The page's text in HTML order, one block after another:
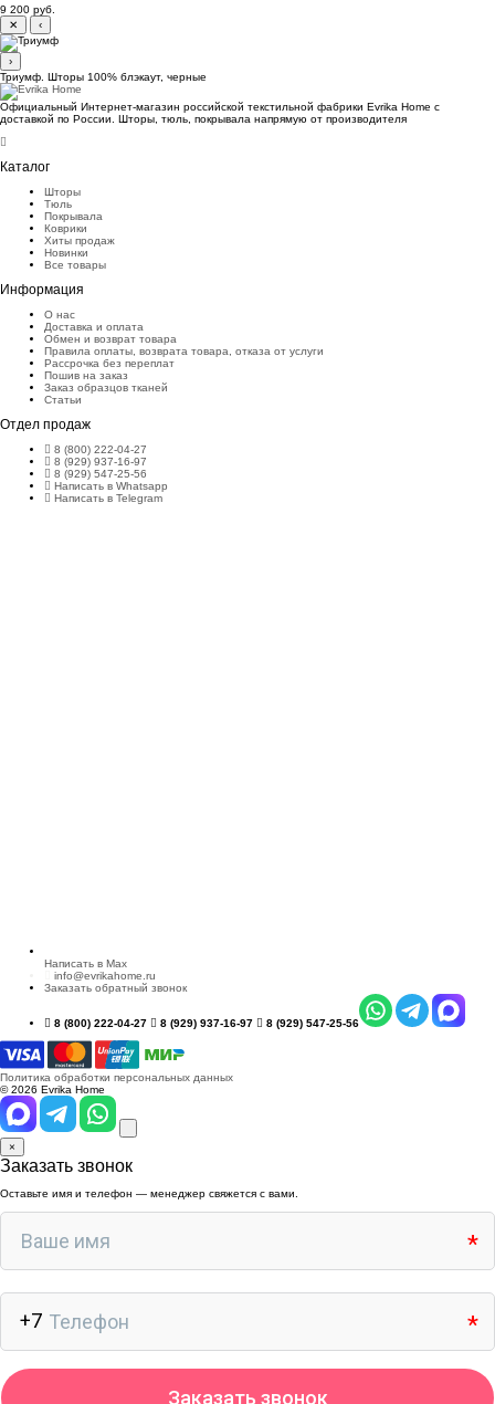
9 200 руб.
✕
‹
›
Триумф. Шторы 100% блэкаут, черные
Официальный Интернет-магазин российской текстильной фабрики Evrika Home c
доставкой по России. Шторы, тюль, покрывала напрямую от производителя
Каталог
Шторы
Тюль
Покрывала
Коврики
Хиты продаж
Новинки
Все товары
Информация
О нас
Доставка и оплата
Обмен и возврат товара
Правила оплаты, возврата товара, отказа от услуги
Рассрочка без переплат
Пошив на заказ
Заказ образцов тканей
Статьи
Отдел продаж
8 (800) 222-04-27
8 (929) 937-16-97
8 (929) 547-25-56
Написать в Whatsapp
Написать в Telegram
Написать в Max
info@evrikahome.ru
Заказать обратный звонок
8 (800) 222-04-27 8 (929) 937-16-97 8 (929) 547-25-56
Политика обработки персональных данных
© 2026 Evrika Home
×
Заказать звонок
Оставьте имя и телефон — менеджер свяжется с вами.